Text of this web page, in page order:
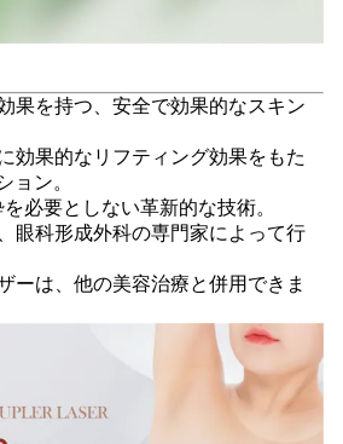
果を持つ、安全で効果的なスキン
効果的なリフティング効果をもた
ョン。
必要としない革新的な技術。
眼科形成外科の専門家によって行
ーは、他の美容治療と併用できま